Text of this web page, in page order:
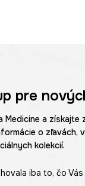
pre
a získajte
o zľavách,
kolekcií.
iba to, čo